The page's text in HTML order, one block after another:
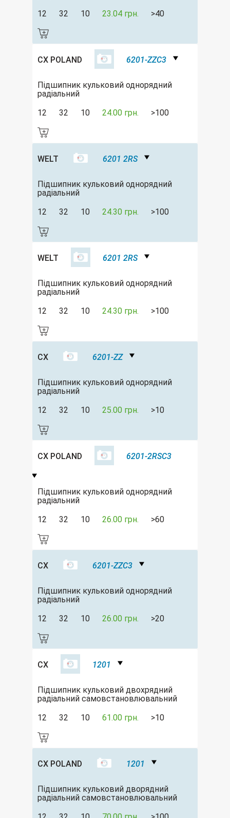
12
32 10 23.04 грн. >40
CX POLAND 6201-ZZC3
Підшипник кульковий однорядний
радіальний
12
32 10 24.00 грн. >100
WELT 6201 2RS
Підшипник кульковий однорядний
радіальний
12
32 10 24.30 грн. >100
WELT 6201 2RS
Підшипник кульковий однорядний
радіальний
12
32 10 24.30 грн. >100
CX 6201-ZZ
Підшипник кульковий однорядний
радіальний
12
32 10 25.00 грн. >10
CX POLAND 6201-2RSC3
Підшипник кульковий однорядний
радіальний
12
32 10 26.00 грн. >60
CX 6201-ZZC3
Підшипник кульковий однорядний
радіальний
12
32 10 26.00 грн. >20
CX 1201
Підшипник кульковий двохрядний
радіальний самовстановлювальний
12
32 10 61.00 грн. >10
CX POLAND 1201
Підшипник кульковий дворядний
радіальний самовстановлювальний